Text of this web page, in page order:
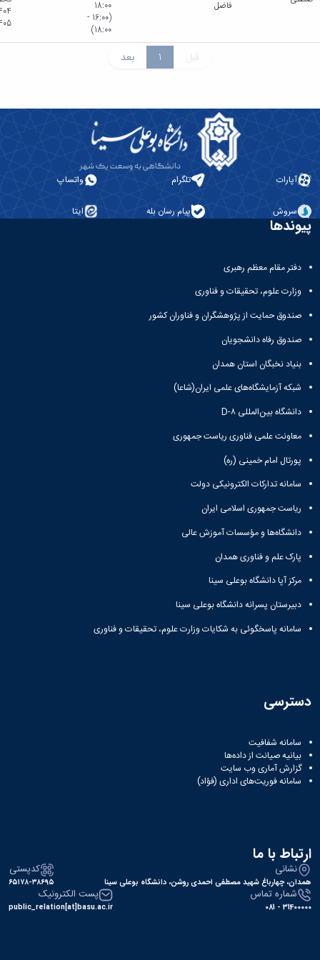
فاضل
18:00
(16:00 -
18:00)
قبل 1 بعد
آپارات تلگرام واتساپ
سروش پیام رسان بله ایتا
پیوندها
دفتر مقام معظم رهبری
وزارت علوم، تحقیقات و فناوری
صندوق حمایت از پژوهشگران و فناوران کشور
صندوق رفاه دانشجویان
بنیاد نخبگان استان همدان
شبکه آزمایشگاه‌های علمی ایران(شاعا)
دانشگاه بین‌المللی D-۸
معاونت علمی فناوری ریاست جمهوری
پورتال امام خمینی (ره)
سامانه تدارکات الکترونیکی دولت
ریاست جمهوری اسلامی ایران
دانشگاه‌ها و مؤسسات آموزش عالی
پارک علم و فناوری همدان
مرکز آپا دانشگاه بوعلی سینا
دبیرستان پسرانه دانشگاه بوعلی سینا
سامانه پاسخگوئی به شکایات وزارت علوم، تحقیقات و فناوری
دسترسی
سامانه شفافیت
بیانیه صیانت از داده‌ها
گزارش آماری وب‌ سایت
سامانه فوریت‌های اداری (فؤاد)
ارتباط با ما
نشانی
همدان، چهارباغ شهید مصطفی احمدی روشن، دانشگاه بوعلی سینا
کدپستی
۶۵۱۷۸-۳۸۶۹۵
شماره تماس
31400000 - 081
پست الکترونیک
public_relation[at]basu.ac.ir